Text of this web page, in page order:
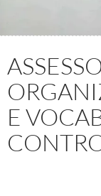
E